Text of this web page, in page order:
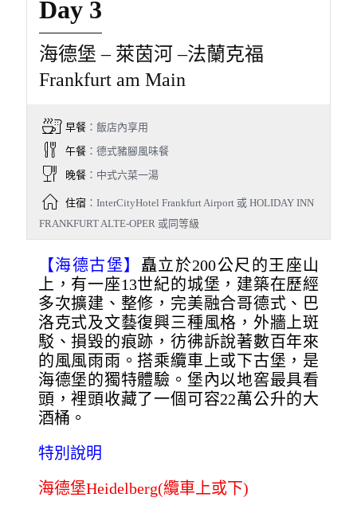
Day 3
海德堡 – 萊茵河 –法蘭克福
Frankfurt am Main
早餐：飯店內享用
午餐：德式豬腳風味餐
晚餐：中式六菜一湯
住宿：InterCityHotel Frankfurt Airport 或 HOLIDAY INN
FRANKFURT ALTE-OPER 或同等級
【海德古堡】 矗立於200公尺的王座山
上，有一座13世紀的城堡，建築在歷經
多次擴建、整修，完美融合哥德式、巴
洛克式及文藝復興三種風格，外牆上斑
駁、損毀的痕跡，彷彿訴說著數百年來
的風風雨雨。搭乘纜車上或下古堡，是
海德堡的獨特體驗。堡內以地窖最具看
頭，裡頭收藏了一個可容22萬公升的大
酒桶。
特別說明
海德堡Heidelberg(纜車上或下)